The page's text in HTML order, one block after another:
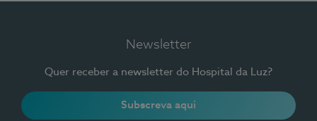
Newsletter
Quer receber a newsletter do Hospital da Luz?
Subscreva aqui